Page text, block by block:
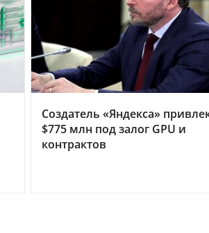
Создатель «Яндекса»
$775 млн под залог GPU и
контрактов